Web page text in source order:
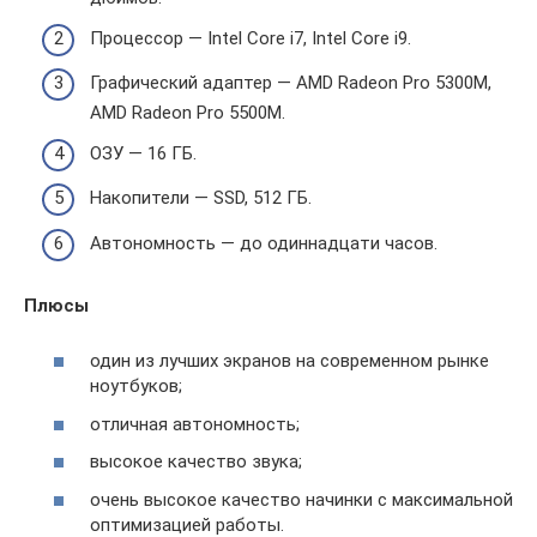
Процессор — Intel Core i7, Intel Core i9.
Графический адаптер — AMD Radeon Pro 5300M,
AMD Radeon Pro 5500M.
ОЗУ — 16 ГБ.
Накопители — SSD, 512 ГБ.
Автономность — до одиннадцати часов.
Плюсы
один из лучших экранов на современном рынке
ноутбуков;
отличная автономность;
высокое качество звука;
очень высокое качество начинки с максимальной
оптимизацией работы.